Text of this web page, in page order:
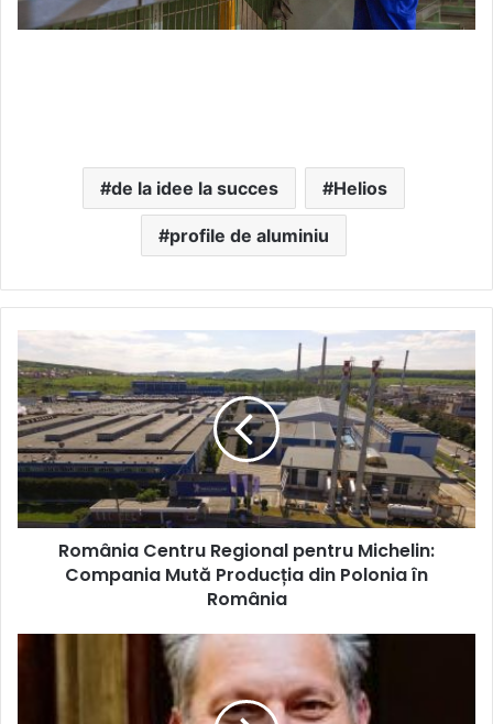
de la idee la succes Helios
profile de aluminiu
România
Centru
Regional
pentru
Michelin:
Compania
Mută
Producția
din
PoloniaRomânia Centru Regional pentru Michelin:
Compania Mută Producția din Polonia în
România